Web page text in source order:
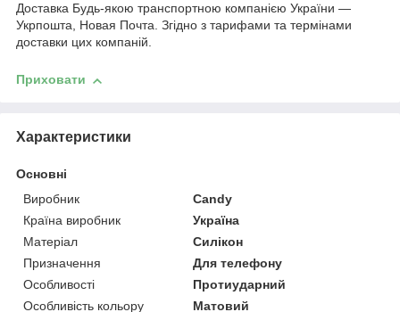
Доставка Будь-якою транспортною компанією України —
Укрпошта, Новая Почта. Згідно з тарифами та термінами
доставки цих компаній.
Приховати
Характеристики
Основні
Виробник
Candy
Країна виробник
Україна
Матеріал
Силікон
Призначення
Для телефону
Особливості
Протиударний
Особливість кольору
Матовий